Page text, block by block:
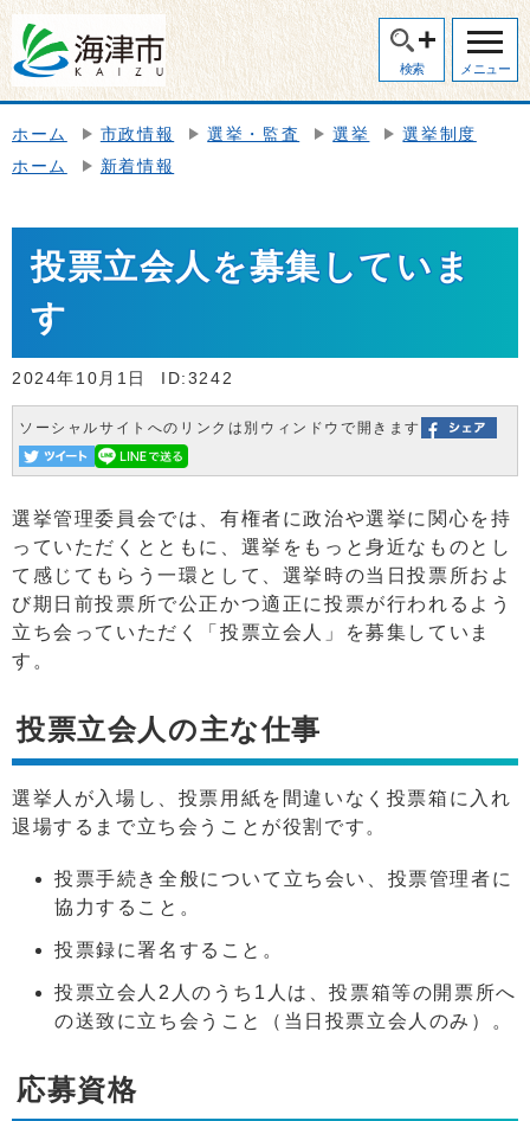
検索 メニュー
ホーム 市政情報 選挙・監査 選挙
選挙制度
ホーム
新着情報
投票立会人を募集していま
す
2024年10月1日 ID:3242
ソーシャルサイトへのリンクは別ウィンドウで開きます
選挙管理委員会では、有権者に政治や選挙に関心を持
っていただくとともに、選挙をもっと身近なものとし
て感じてもらう一環として、選挙時の当日投票所およ
び期日前投票所で公正かつ適正に投票が行われるよう
立ち会っていただく「投票立会人」を募集していま
す。
投票立会人の主な仕事
選挙人が入場し、投票用紙を間違いなく投票箱に入れ
退場するまで立ち会うことが役割です。
投票手続き全般について立ち会い、投票管理者に
協力すること。
投票録に署名すること。
投票立会人2人のうち1人は、投票箱等の開票所へ
の送致に立ち会うこと（当日投票立会人のみ）。
応募資格